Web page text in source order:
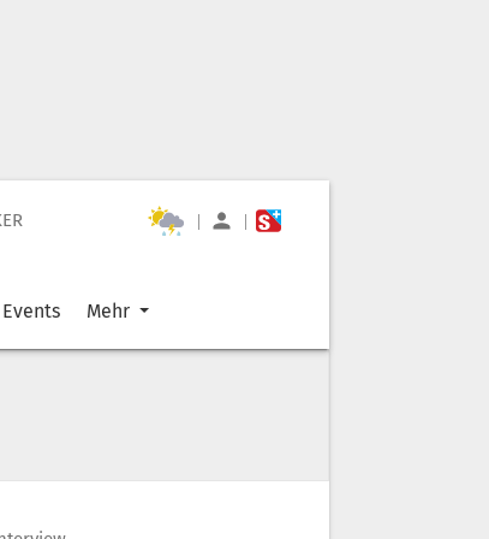
| |
Events Mehr